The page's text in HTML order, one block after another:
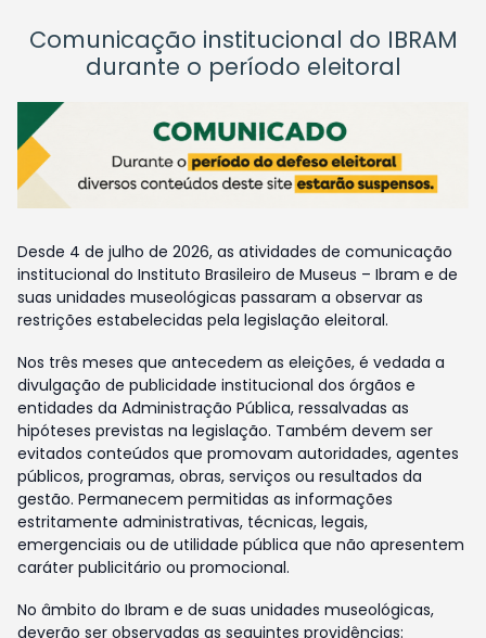
Comunicação institucional do IBRAM
durante o período eleitoral
Desde 4 de julho de 2026, as atividades de comunicação
institucional do Instituto Brasileiro de Museus – Ibram e de
suas unidades museológicas passaram a observar as
restrições estabelecidas pela legislação eleitoral.
Nos três meses que antecedem as eleições, é vedada a
divulgação de publicidade institucional dos órgãos e
entidades da Administração Pública, ressalvadas as
hipóteses previstas na legislação. Também devem ser
evitados conteúdos que promovam autoridades, agentes
públicos, programas, obras, serviços ou resultados da
gestão. Permanecem permitidas as informações
estritamente administrativas, técnicas, legais,
emergenciais ou de utilidade pública que não apresentem
caráter publicitário ou promocional.
No âmbito do Ibram e de suas unidades museológicas,
deverão ser observadas as seguintes providências: